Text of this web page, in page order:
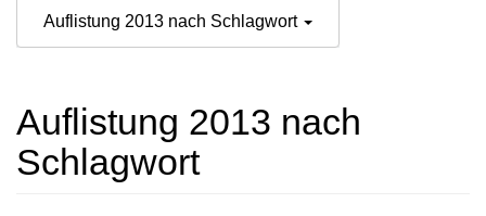
Auflistung 2013 nach Schlagwort
Auflistung 2013 nach
Schlagwort